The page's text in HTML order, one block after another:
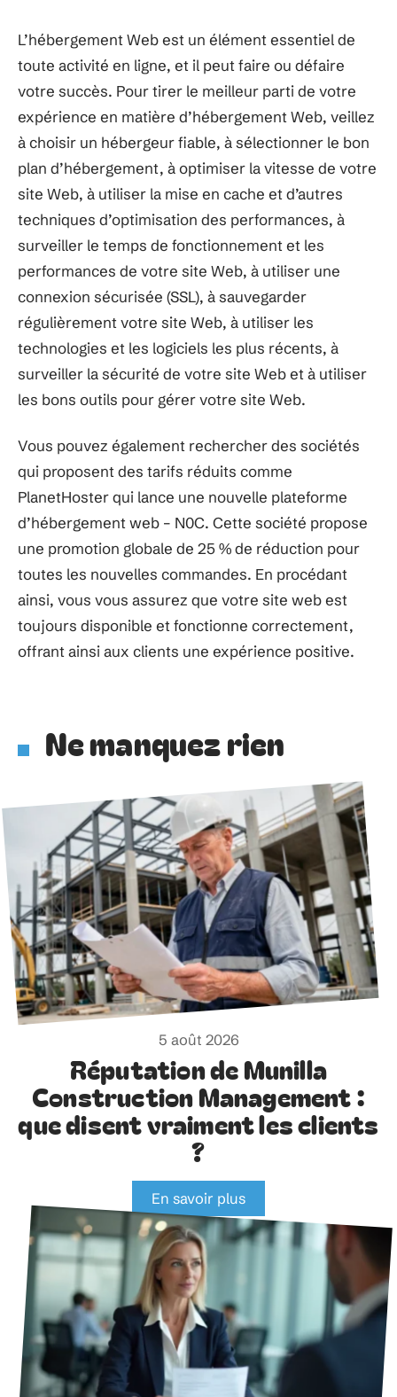
L’hébergement Web est un élément essentiel de
toute activité en ligne, et il peut faire ou défaire
votre succès. Pour tirer le meilleur parti de votre
expérience en matière d’hébergement Web, veillez
à choisir un hébergeur fiable, à sélectionner le bon
plan d’hébergement, à optimiser la vitesse de votre
site Web, à utiliser la mise en cache et d’autres
techniques d’optimisation des performances, à
surveiller le temps de fonctionnement et les
performances de votre site Web, à utiliser une
connexion sécurisée (SSL), à sauvegarder
régulièrement votre site Web, à utiliser les
technologies et les logiciels les plus récents, à
surveiller la sécurité de votre site Web et à utiliser
les bons outils pour gérer votre site Web.
Vous pouvez également rechercher des sociétés
qui proposent des tarifs réduits comme
PlanetHoster qui lance une nouvelle plateforme
d’hébergement web – N0C. Cette société propose
une promotion globale de 25 % de réduction pour
toutes les nouvelles commandes. En procédant
ainsi, vous vous assurez que votre site web est
toujours disponible et fonctionne correctement,
offrant ainsi aux clients une expérience positive.
Ne manquez rien
5 août 2026
Réputation de Munilla
Construction Management :
que disent vraiment les clients
?
En savoir plus